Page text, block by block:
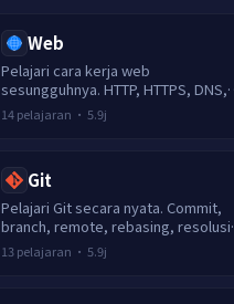
Web
Pelajari cara kerja web
sesungguhnya. HTTP, HTTPS, DNS,
cookie, sesi, CORS, caching, TLS,
header keamanan, dan pembatasan
14pelajaran · 5.9j
Git
Pelajari Git secara nyata. Commit,
branch, remote, rebasing, resolusi
konflik, pemulihan, dan alur kerja pull
request.
13pelajaran · 5.9j